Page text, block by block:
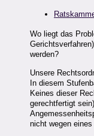
Wo liegt das
werden?
Unsere
In diesem
Keines dieser
gerechtfertigt
nicht wegen